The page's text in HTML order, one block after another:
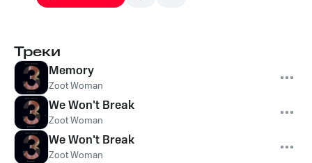
Треки
Memory
Zoot Woman
We Won't Break
Zoot Woman
We Won't Break
Zoot Woman